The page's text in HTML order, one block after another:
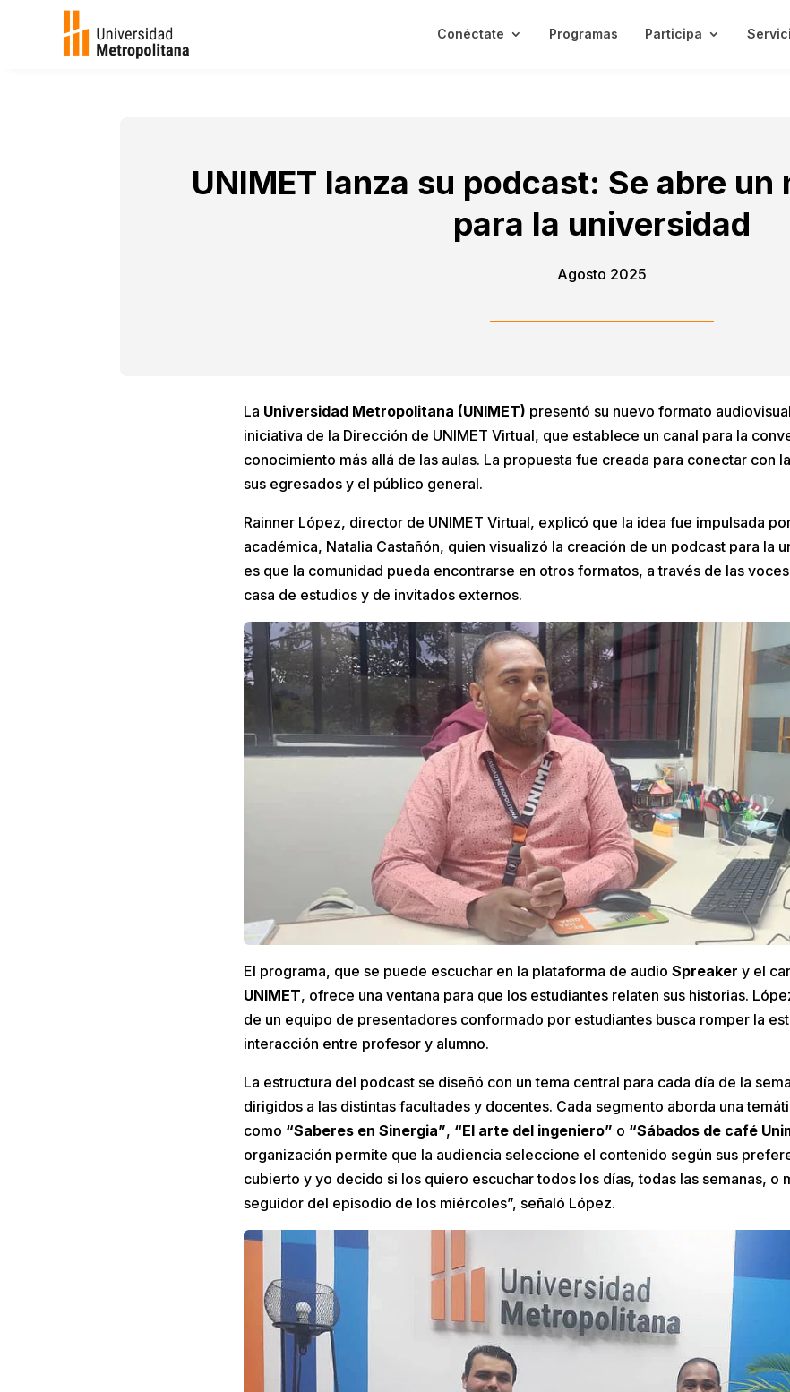
Conéctate Programas Participa
UNIMET lanza su podcast: Se abre
para la universidad
Agosto 2025
La Universidad Metropolitana (UNIMET) presentó su nuevo formato audiovisual
iniciativa de la Dirección de UNIMET Virtual, que establece un canal para la
conocimiento más allá de las aulas. La propuesta fue creada para conectar con
sus egresados y el público general.
Rainner López, director de UNIMET Virtual, explicó que la idea fue impulsada
académica, Natalia Castañón, quien visualizó la creación de un podcast para la
es que la comunidad pueda encontrarse en otros formatos, a través de las
casa de estudios y de invitados externos.
El programa, que se puede escuchar en la plataforma de audio Spreaker y el
UNIMET, ofrece una ventana para que los estudiantes relaten sus historias.
de un equipo de presentadores conformado por estudiantes busca romper la
interacción entre profesor y alumno.
La estructura del podcast se diseñó con un tema central para cada día de la
dirigidos a las distintas facultades y docentes. Cada segmento aborda una
como “Saberes en Sinergia”, “El arte del ingeniero” o “Sábados de café
organización permite que la audiencia seleccione el contenido según sus
cubierto y yo decido si los quiero escuchar todos los días, todas las semanas, o
seguidor del episodio de los miércoles”, señaló López.